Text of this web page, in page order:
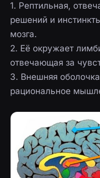
1. Рептильная,
решений и
мозга.
2. Её окружает
отвечающая за
3. Внешняя
рациональное